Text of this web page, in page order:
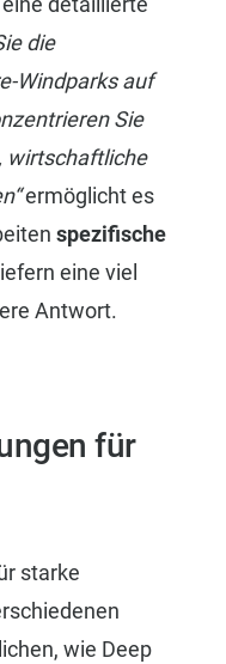
die
Windparks auf
Sie
wirtschaftliche
ermöglicht es
spezifische
eine viel
Antwort.
für
starke
wie Deep